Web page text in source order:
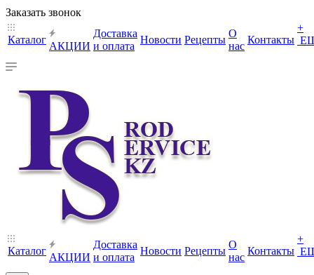
Заказать звонок
Каталог
АКЦИИ
Доставка
и оплата
Новости Рецепты
О
нас
Контакты
+
Каталог
АКЦИИ
Доставка
и оплата
Новости Рецепты
О
нас
Контакты
+